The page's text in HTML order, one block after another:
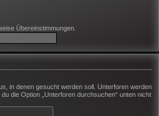
Übereinstimmungen.
in denen gesucht werden soll. Unterforen werden
die Option „Unterforen durchsuchen“ unten nicht